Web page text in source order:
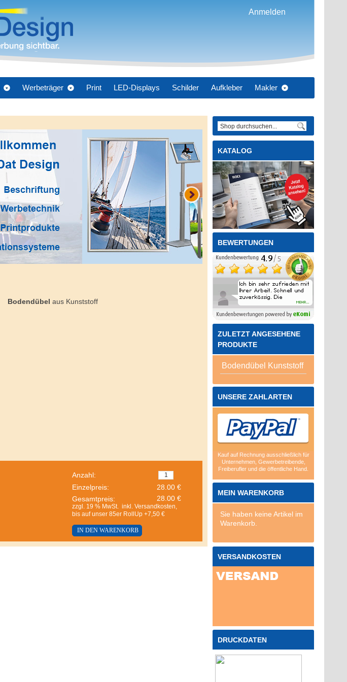
Anmelden
Werbeträger Print LED-Displays Schilder Aufkleber Makler
3 4
5
Bodendübel aus Kunststoff
Anzahl:
Einzelpreis:
28.00 €
Gesamtpreis:
zzgl. 19 % MwSt. inkl. Versandkosten,
bis auf unser 85er RollUp +7,50 €
datdesign
KATALOG
BEWERTUNGEN
ZULETZT ANGESEHENE
PRODUKTE
Bodendübel Kunststoff
UNSERE ZAHLARTEN
Kauf auf Rechnung ausschließlich für
Unternehmen, Gewerbetreibende,
Freiberufler und die öffentliche Hand.
MEIN WARENKORB
Sie haben keine Artikel im
Warenkorb.
VERSANDKOSTEN
DRUCKDATEN